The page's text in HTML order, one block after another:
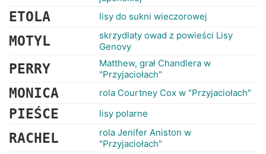
ETOLA lisy do sukni wieczorowej
MOTYL
skrzydlaty owad z powieści Lisy
Genovy
PERRY
Matthew, grał Chandlera w
"Przyjaciołach"
MONICA rola Courtney Cox w "Przyjaciołach"
PIEŚCE lisy polarne
RACHEL
rola Jenifer Aniston w
"Przyjaciołach"